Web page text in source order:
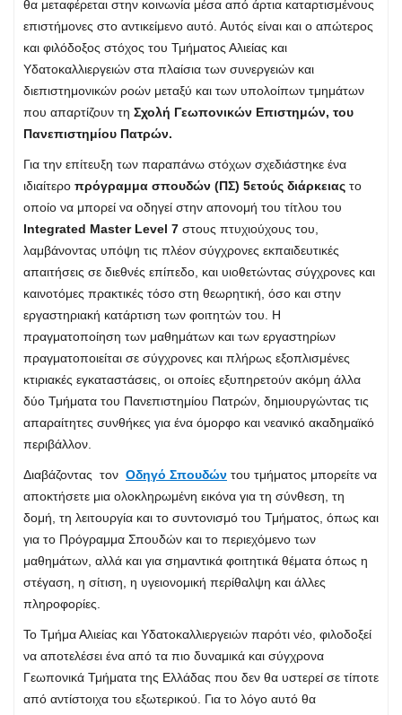
θα μεταφέρεται στην κοινωνία μέσα από άρτια καταρτισμένους
επιστήμονες στο αντικείμενο αυτό. Αυτός είναι και ο απώτερος
και φιλόδοξος στόχος του Τμήματος Αλιείας και
Υδατοκαλλιεργειών στα πλαίσια των συνεργειών και
διεπιστημονικών ροών μεταξύ και των υπολοίπων τμημάτων
που απαρτίζουν τη Σχολή Γεωπονικών Επιστημών, του
Πανεπιστημίου Πατρών.
Για την επίτευξη των παραπάνω στόχων σχεδιάστηκε ένα
ιδιαίτερο πρόγραμμα σπουδών (ΠΣ) 5ετούς διάρκειας το
οποίο να μπορεί να οδηγεί στην απονομή του τίτλου του
Integrated Master Level 7 στους πτυχιούχους του,
λαμβάνοντας υπόψη τις πλέον σύγχρονες εκπαιδευτικές
απαιτήσεις σε διεθνές επίπεδο, και υιοθετώντας σύγχρονες και
καινοτόμες πρακτικές τόσο στη θεωρητική, όσο και στην
εργαστηριακή κατάρτιση των φοιτητών του. Η
πραγματοποίηση των μαθημάτων και των εργαστηρίων
πραγματοποιείται σε σύγχρονες και πλήρως εξοπλισμένες
κτιριακές εγκαταστάσεις, οι οποίες εξυπηρετούν ακόμη άλλα
δύο Τμήματα του Πανεπιστημίου Πατρών, δημιουργώντας τις
απαραίτητες συνθήκες για ένα όμορφο και νεανικό ακαδημαϊκό
περιβάλλον.
Διαβάζοντας τον Οδηγό Σπουδών του τμήματος μπορείτε να
αποκτήσετε μια ολοκληρωμένη εικόνα για τη σύνθεση, τη
δομή, τη λειτουργία και το συντονισμό του Τμήματος, όπως και
για το Πρόγραμμα Σπουδών και το περιεχόμενο των
μαθημάτων, αλλά και για σημαντικά φοιτητικά θέματα όπως η
στέγαση, η σίτιση, η υγειονομική περίθαλψη και άλλες
πληροφορίες.
Το Τμήμα Αλιείας και Υδατοκαλλιεργειών παρότι νέο, φιλοδοξεί
να αποτελέσει ένα από τα πιο δυναμικά και σύγχρονα
Γεωπονικά Τμήματα της Ελλάδας που δεν θα υστερεί σε τίποτε
από αντίστοιχα του εξωτερικού. Για το λόγο αυτό θα